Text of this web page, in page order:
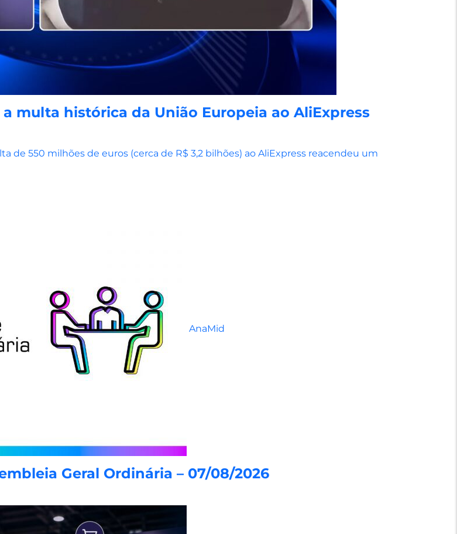
multa histórica da União Europeia ao AliExpress
de 550 milhões de euros (cerca de R$ 3,2 bilhões) ao AliExpress reacendeu um
AnaMid
Geral Ordinária – 07/08/2026